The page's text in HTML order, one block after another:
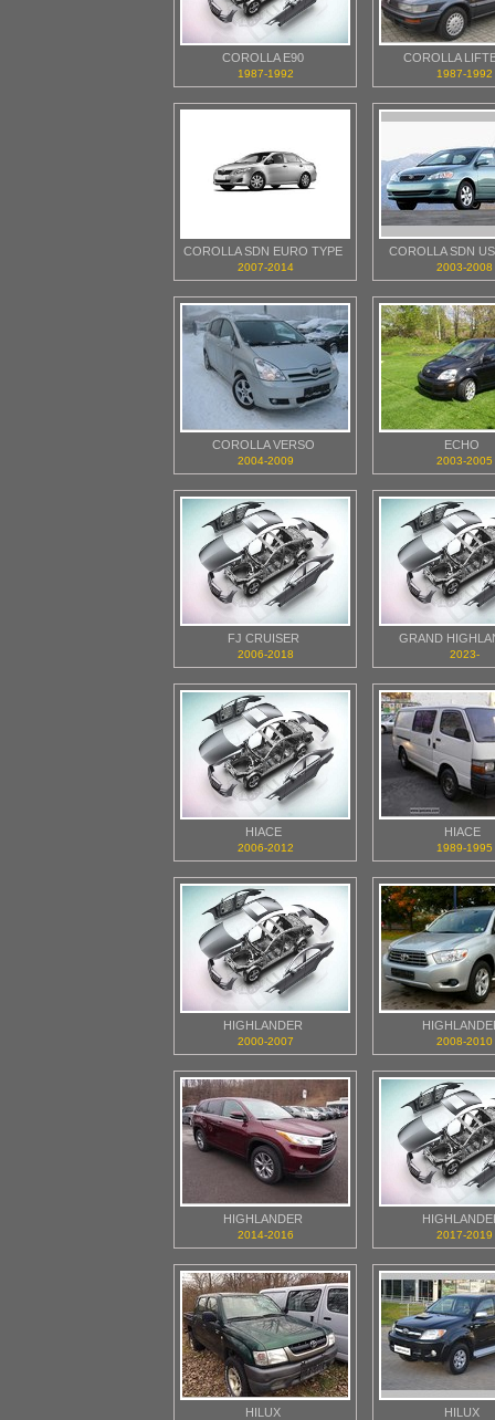
COROLLA E90
1987-1992
COROLLA
1987-1992
COROLLA SDN EURO TYPE
2007-2014
COROLLA SDN
2003-2008
COROLLA VERSO
2004-2009
ECHO
2003-2005
FJ CRUISER
2006-2018
GRAND
2023-
HIACE
2006-2012
HIACE
1989-1995
HIGHLANDER
2000-2007 2008-2010
HIGHLANDER
2014-2016 2017-2019
HILUX HILUX